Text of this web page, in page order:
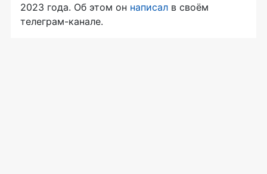
2023 года. Об этом он написал в своём
телеграм-канале.